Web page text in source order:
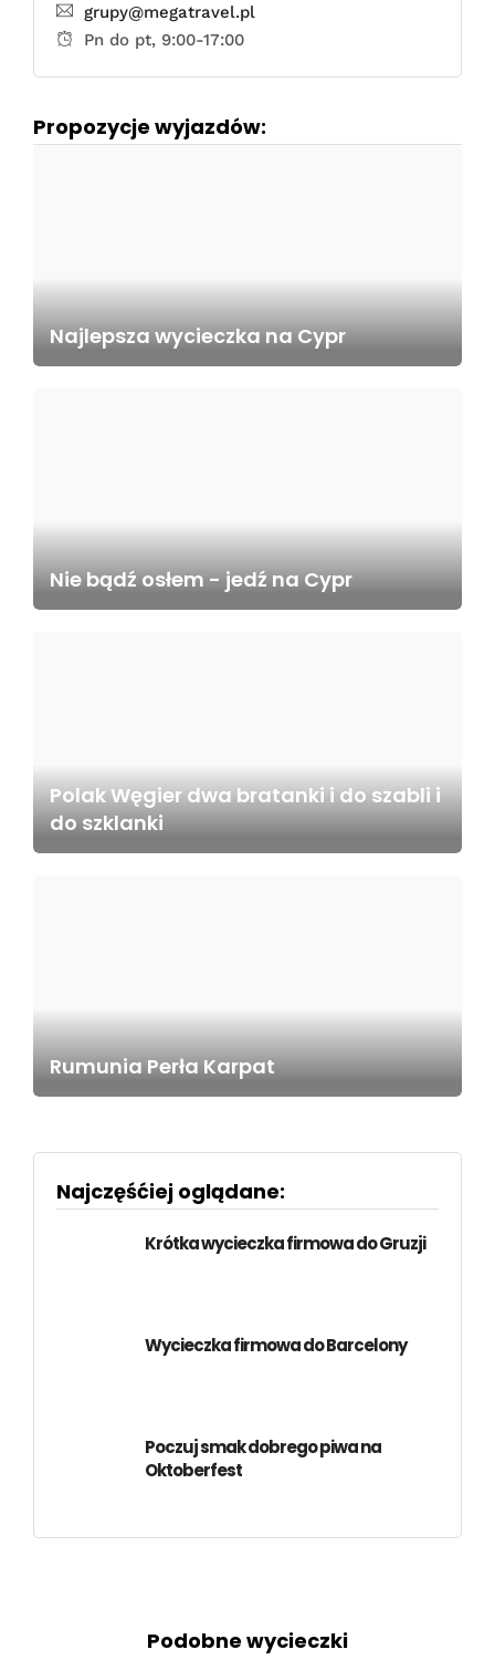
grupy@megatravel.pl
Pn do pt, 9:00-17:00
Propozycje wyjazdów:
Najlepsza wycieczka na Cypr
Nie bądź osłem - jedź na Cypr
Polak Węgier dwa bratanki i do szabli i
do szklanki
Rumunia Perła Karpat
Najczęśćiej oglądane:
Krótka wycieczka firmowa do Gruzji
Wycieczka firmowa do Barcelony
Poczuj smak dobrego piwa na
Oktoberfest
Podobne wycieczki